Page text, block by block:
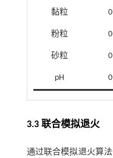
黏粒
粉粒
砂粒
pH
3.3 联合模拟退火
通过联合模拟退火算